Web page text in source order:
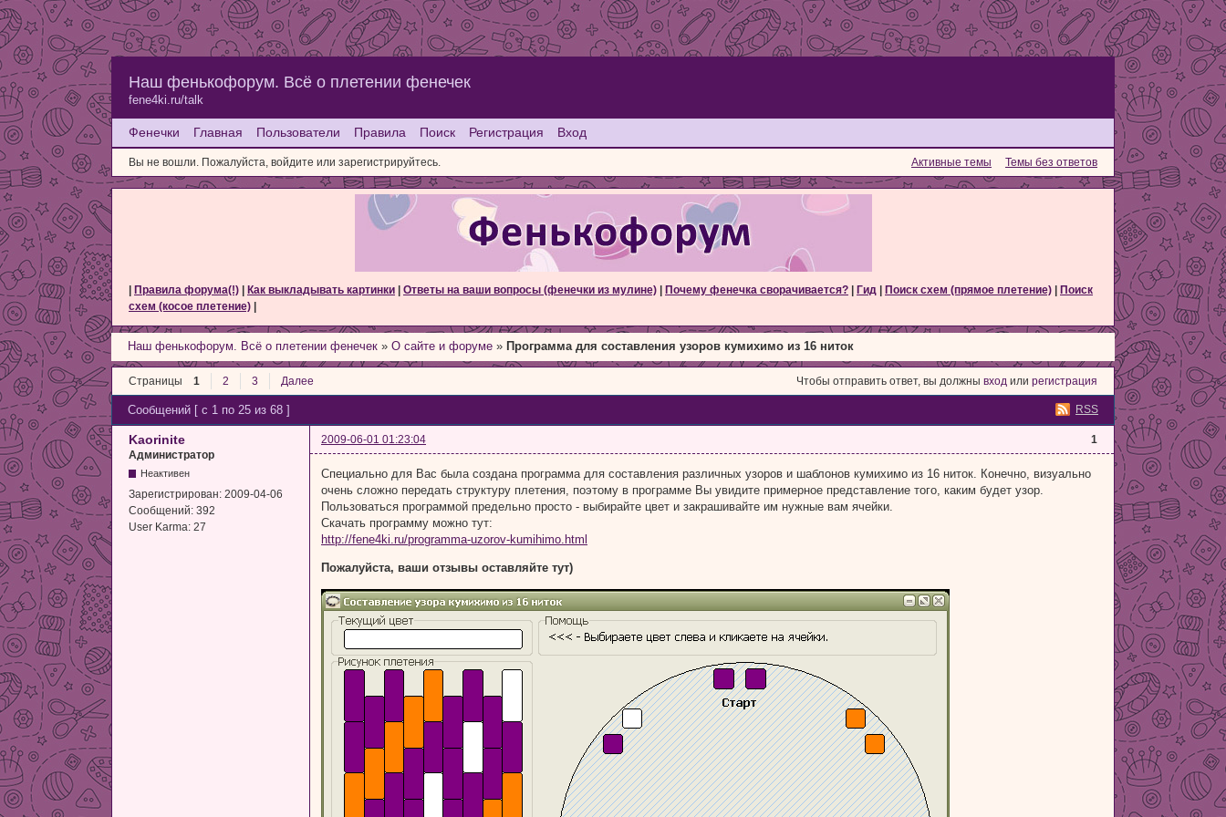
Наш фенькофорум. Всё о плетении фенечек
fene4ki.ru/talk
Фенечки Главная Пользователи Правила Поиск Регистрация Вход
Вы не вошли. Пожалуйста, войдите или зарегистрируйтесь. Активные темы Темы без ответов
Правила форума(!) Как выкладывать картинки Ответы на ваши вопросы (фенечки из мулине) Почему фенечка сворачивается? Гид Поиск схем (прямое плетение)
Поиск
схем (косое плетение)
Наш фенькофорум. Всё о плетении фенечек »О сайте и форуме » Программа для составления узоров кумихимо из 16 ниток
Страницы 1 2 3 Далее Чтобы отправить ответ, вы должны вход или регистрация
RSS
Сообщений [ с 1 по 25 из 68 ]
1
Kaorinite
2009-06-01 01:23:04
Администратор
Неактивен
Зарегистрирован: 2009-04-06
Сообщений: 392
User Karma: 27
Специально для Вас была создана программа для составления различных узоров и шаблонов кумихимо из 16 ниток. Конечно, визуально
очень сложно передать структуру плетения, поэтому в программе Вы увидите примерное представление того, каким будет узор.
Пользоваться программой предельно просто - выбирайте цвет и закрашивайте им нужные вам ячейки.
Скачать программу можно тут:
http://fene4ki.ru/programma-uzorov-kumihimo.html
Пожалуйста, ваши отзывы оставляйте тут)